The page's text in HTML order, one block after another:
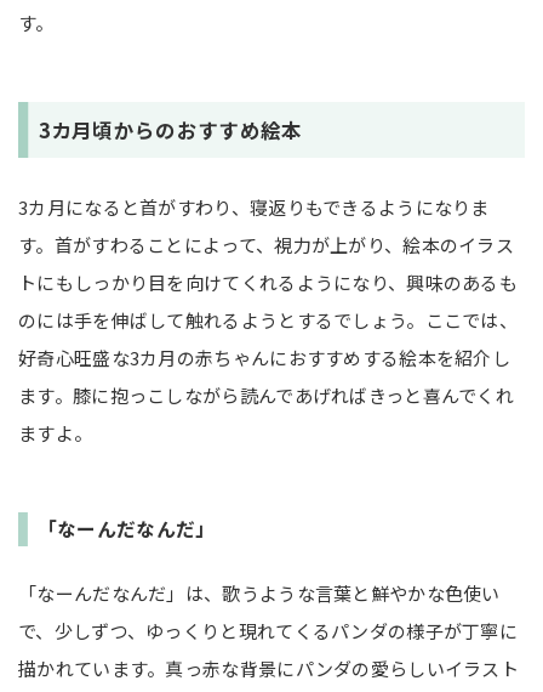
す。
3カ月頃からのおすすめ絵本
3カ月になると首がすわり、寝返りもできるようになりま
す。首がすわることによって、視力が上がり、絵本のイラス
トにもしっかり目を向けてくれるようになり、興味のあるも
のには手を伸ばして触れるようとするでしょう。ここでは、
好奇心旺盛な3カ月の赤ちゃんにおすすめする絵本を紹介し
ます。膝に抱っこしながら読んであげればきっと喜んでくれ
ますよ。
「なーんだなんだ」
「なーんだなんだ」は、歌うような言葉と鮮やかな色使い
で、少しずつ、ゆっくりと現れてくるパンダの様子が丁寧に
描かれています。真っ赤な背景にパンダの愛らしいイラスト